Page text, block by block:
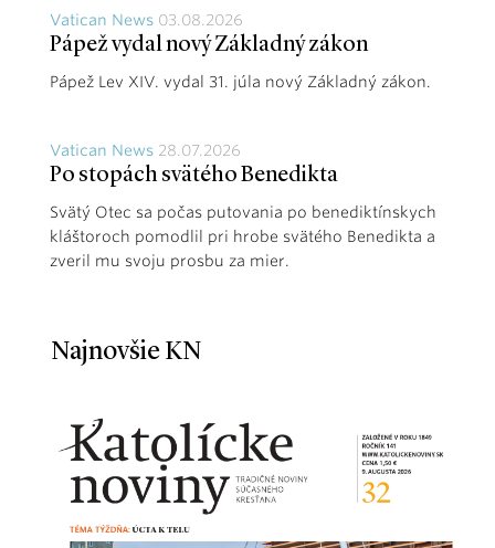
Vatican News 03.08.2026
Pápež vydal nový Základný zákon
Pápež Lev XIV. vydal 31. júla nový Základný zákon.
Vatican News 28.07.2026
Po stopách svätého Benedikta
Svätý Otec sa počas putovania po benediktínskych
kláštoroch pomodlil pri hrobe svätého Benedikta a
zveril mu svoju prosbu za mier.
Najnovšie KN